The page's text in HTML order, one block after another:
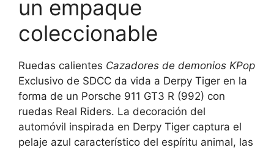
un empaque
coleccionable
Ruedas calientes Cazadores de demonios KPop
Exclusivo de SDCC da vida a Derpy Tiger en la
forma de un Porsche 911 GT3 R (992) con
ruedas Real Riders. La decoración del
automóvil inspirada en Derpy Tiger captura el
pelaje azul característico del espíritu animal, las